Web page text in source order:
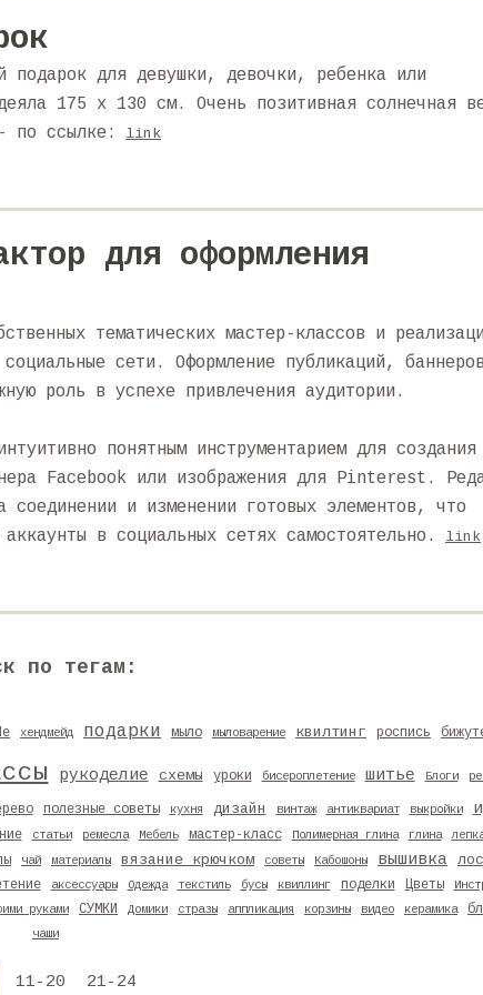
подарок для девушки, девочки, ребенка или
175 х 130 см. Очень позитивная солнечная
по ссылке:
link
для оформления
тематических мастер-классов и
сети. Оформление публикаций,
роль в успехе привлечения аудитории.
понятным инструментарием для создания
Facebook или изображения для Pinterest.
и изменении готовых элементов, что
в социальных сетях самостоятельно.
link
по тегам:
хендмейд подарки мыло мыловарение квилтинг роспись
рукоделие схемы уроки бисероплетение шитье Блоги
полезные советы кухня дизайн винтаж антиквариат выкройки
статьи ремесла Мебель мастер-класс Полимерная глина глина
чай материалы вязание крючком советы Кабошоны вышивка
аксессуары Одежда текстиль бусы квиллинг поделки Цветы
руками СУМКИ Домики стразы аппликация корзины видео керамика
чаши
11-20 21-24